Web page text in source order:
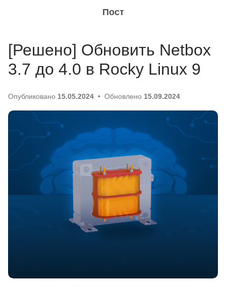
Пост
[Решено] Обновить Netbox
3.7 до 4.0 в Rocky Linux 9
Опубликовано 15.05.2024 Обновлено 15.09.2024